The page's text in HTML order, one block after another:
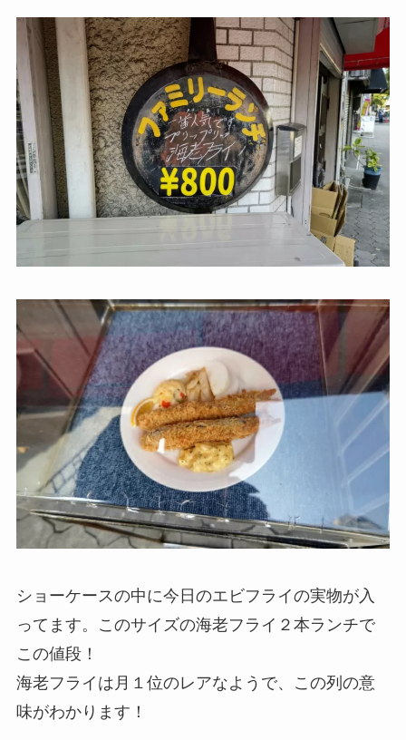
ショーケースの中に今日のエビフライの実物が入
ってます。このサイズの海老フライ２本ランチで
この値段！
海老フライは月１位のレアなようで、この列の意
味がわかります！